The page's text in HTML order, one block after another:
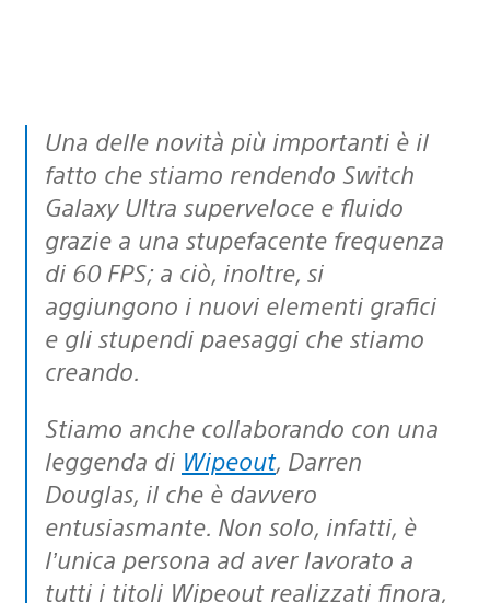
Una delle novità più importanti è il
fatto che stiamo rendendo Switch
Galaxy Ultra superveloce e fluido
grazie a una stupefacente frequenza
di 60 FPS; a ciò, inoltre, si
aggiungono i nuovi elementi grafici
e gli stupendi paesaggi che stiamo
creando.
Stiamo anche collaborando con una
leggenda di Wipeout, Darren
Douglas, il che è davvero
entusiasmante. Non solo, infatti, è
l’unica persona ad aver lavorato a
tutti i titoli Wipeout realizzati finora,